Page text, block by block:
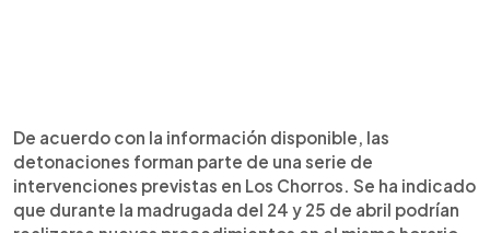
De acuerdo con la información disponible, las
detonaciones forman parte de una serie de
intervenciones previstas en Los Chorros. Se ha indicado
que durante la madrugada del 24 y 25 de abril podrían